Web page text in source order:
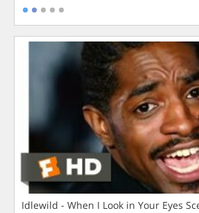
Idlewild - When I Look in Your Eyes